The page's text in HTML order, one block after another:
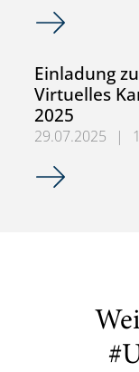
Einladung
Virtuelles
2025
29.07.2025 |
Einladung